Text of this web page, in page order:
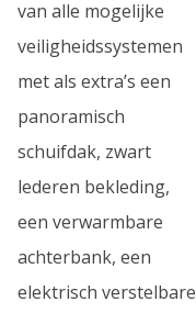
van alle mogelijke
veiligheidssystemen
met als extra’s een
panoramisch
schuifdak, zwart
lederen bekleding,
een verwarmbare
achterbank, een
elektrisch verstelbare